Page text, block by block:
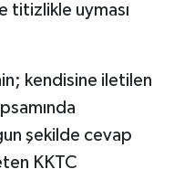
titizlikle uyması
kendisine iletilen
şekilde cevap
KKTC